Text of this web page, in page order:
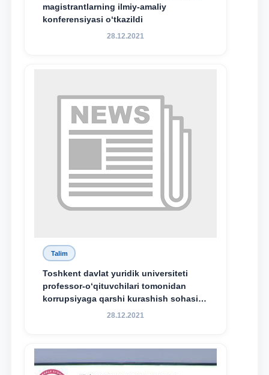
magistrantlarning ilmiy-amaliy
konferensiyasi o‘tkazildi
28.12.2021
Talim
Toshkent davlat yuridik universiteti
professor-o‘qituvchilari tomonidan
korrupsiyaga qarshi kurashish sohasida
amalga oshirilayotgan islohotlar hamda
maqsadida xorijiy va mahalliy ilmiy
nashrlarda chop etilgan maqolalar
28.12.2021